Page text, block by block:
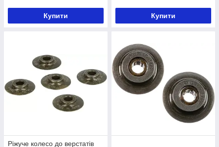
Купити Купити
Ріжуче колесо до верстатів